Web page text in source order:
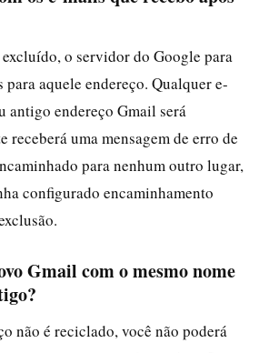
o servidor do Google para
para aquele endereço. Qualquer e-
antigo endereço Gmail será
receberá uma mensagem de erro de
para nenhum outro lugar,
configurado encaminhamento
Gmail com o mesmo nome
não é reciclado, você não poderá